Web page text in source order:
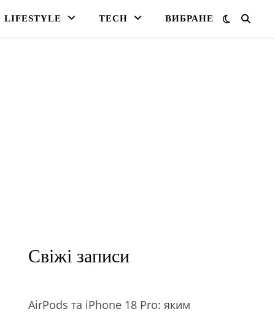
LIFESTYLE TECH ВИБРАНЕ
Свіжі записи
АirРods та iРhone 18 Рro: яким